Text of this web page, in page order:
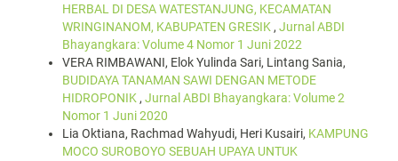
HERBAL DI DESA WATESTANJUNG, KECAMATAN
WRINGINANOM, KABUPATEN GRESIK, Jurnal ABDI
Bhayangkara: Volume 4 Nomor 1 Juni 2022
VERA RIMBAWANI, Elok Yulinda Sari, Lintang Sania,
BUDIDAYA TANAMAN SAWI DENGAN METODE
HIDROPONIK, Jurnal ABDI Bhayangkara: Volume 2
Nomor 1 Juni 2020
Lia Oktiana, Rachmad Wahyudi, Heri Kusairi, KAMPUNG
MOCO SUROBOYO SEBUAH UPAYA UNTUK